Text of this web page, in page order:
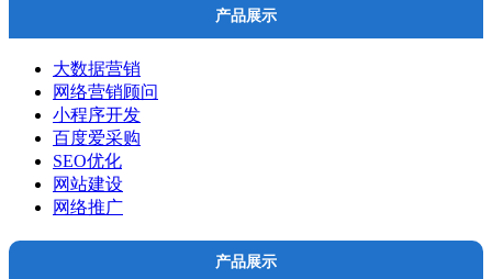
产品展示
大数据营销
网络营销顾问
小程序开发
百度爱采购
SEO优化
网站建设
网络推广
产品展示